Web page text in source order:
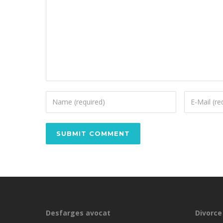
Desfarges avocat